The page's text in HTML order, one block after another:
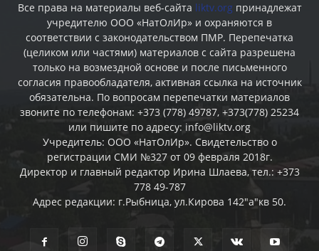
Все права на материалы веб-сайта liktv.org принадлежат
учредителю ООО «НатОлИр» и охраняются в
соответствии с законодательством ПМР. Перепечатка
(целиком или частями) материалов c сайта разрешена
только на возмездной основе и после письменного
согласия правообладателя, активная ссылка на источник
обязательна. По вопросам перепечатки материалов
звоните по телефонам: +373 (778) 49787, +373(778) 25234
или пишите по адресу: info@liktv.org
Учредитель: ООО «НатОлИр». Свидетельство о
регистрации СМИ №327 от 09 февраля 2018г.
Директор и главный редактор Ирина Шлаева, тел.: +373
778 49-787
Адрес редакции: г.Рыбница, ул.Кирова 142"а"кв 50.